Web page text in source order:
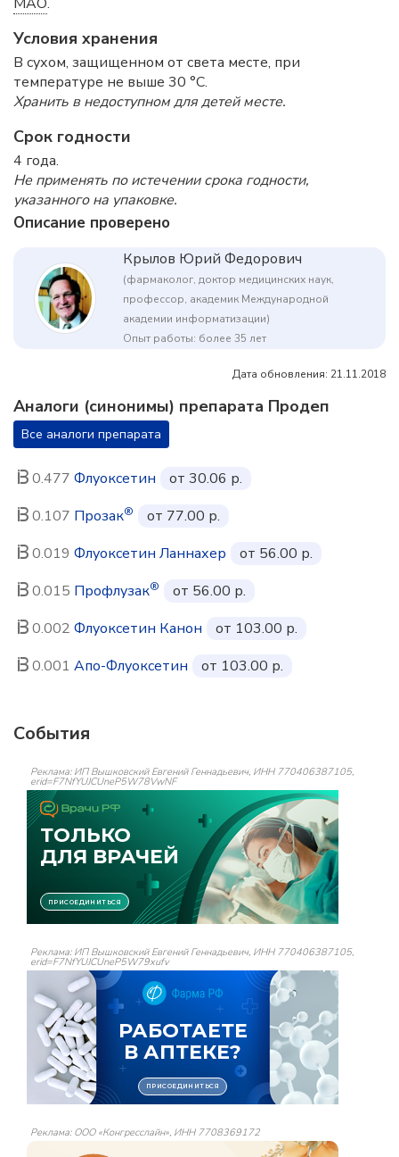
Условия хранения
В сухом, защищенном от света месте, при
температуре не выше 30 °C.
Хранить в недоступном для детей месте.
Срок годности
4 года.
Не применять по истечении срока годности,
указанного на упаковке.
Описание проверено
Крылов Юрий Федорович
(фармаколог, доктор медицинских наук,
профессор, академик Международной
академии информатизации)
Опыт работы: более 35 лет
Дата обновления: 21.11.2018
Аналоги (синонимы) препарата Продеп
Все аналоги препарата
0.477 Флуоксетин
от 30.06 р.
0.107 Прозак®
от 77.00 р.
0.019 Флуоксетин Ланнахер
от 56.00 р.
0.015 Профлузак®
от 56.00 р.
0.002 Флуоксетин Канон
от 103.00 р.
0.001 Апо-Флуоксетин от 103.00 р.
События
Реклама: ИП Вышковский Евгений Геннадьевич, ИНН 770406387105,
erid=F7NfYUJCUneP5W78VwNF
Реклама: ИП Вышковский Евгений Геннадьевич, ИНН 770406387105,
erid=F7NfYUJCUneP5W79xufv
Реклама: ООО «Конгресслайн», ИНН 7708369172